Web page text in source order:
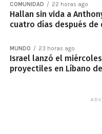
COMUNIDAD 22 horas ago
Hallan sin vida a
cuatro días después de
MUNDO 23 horas ago
Israel lanzó el
proyectiles en Líbano